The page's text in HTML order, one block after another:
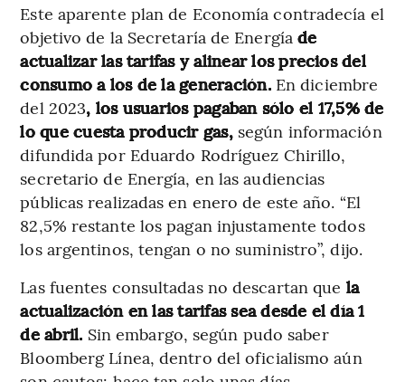
Este aparente plan de Economía contradecía el
objetivo de la Secretaría de Energíade
actualizar las tarifas y alinear los precios del
consumo a los de la generación.En diciembre
del 2023, los usuarios pagaban sólo el 17,5% de
lo que cuesta producir gas,según información
difundida por Eduardo Rodríguez Chirillo,
secretario de Energía, en las audiencias
públicas realizadas en enero de este año. “El
82,5% restante los pagan injustamente todos
los argentinos, tengan o no suministro”, dijo.
Las fuentes consultadas no descartan que la
actualización en las tarifas sea desde el día 1
de abril. Sin embargo, según pudo saber
Bloomberg Línea, dentro del oficialismo aún